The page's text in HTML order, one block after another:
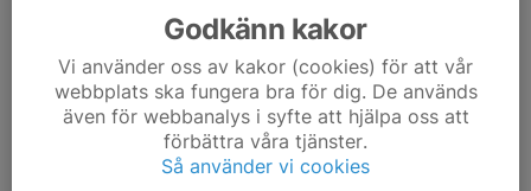
ledare från klubben följa
med. De ledare som följer med förväntas hjälpa till över
klubbgränserna.
Vi behöver lämna in bindande anmälan DOF tillhanda
senast 18 oktober. Anmäl er här i kalendern så
sammanställer vi.
Godkänn kakor
Vi använder oss av kakor (cookies) för att vår
webbplats ska fungera bra för dig. De används
även för webbanalys i syfte att hjälpa oss att
förbättra våra tjänster.
Så använder vi cookies